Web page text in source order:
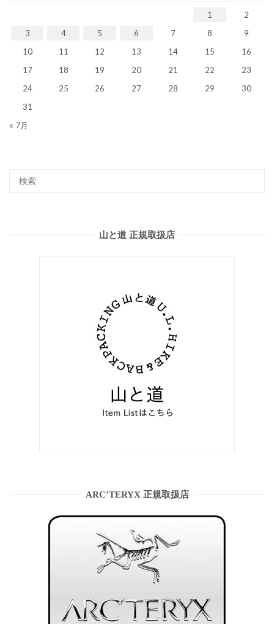
1
2
3
4 5 6 7 8
9
10
11 12 13 14 15
16
17
18 19 20 21 22
23
24
25 26 27 28 29
30
31
« 7月
山と道 正規取扱店
ARC’TERYX 正規取扱店